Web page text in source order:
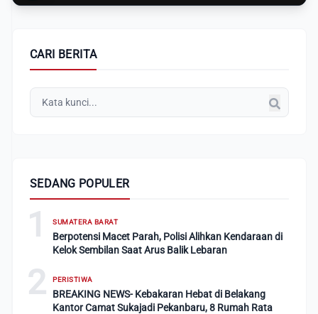
CARI BERITA
SEDANG POPULER
1 SUMATERA BARAT
Berpotensi Macet Parah, Polisi Alihkan Kendaraan di
Kelok Sembilan Saat Arus Balik Lebaran
2 PERISTIWA
BREAKING NEWS- Kebakaran Hebat di Belakang
Kantor Camat Sukajadi Pekanbaru, 8 Rumah Rata